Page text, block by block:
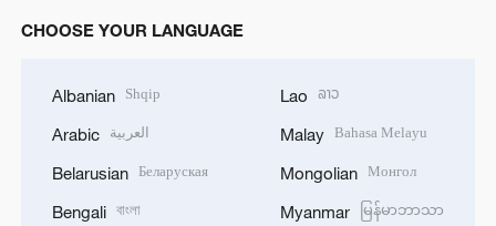
CHOOSE YOUR LANGUAGE
Albanian Shqip
Arabic العربية
Belarusian Беларуская
Bengali বাংলা
Lao ລາວ
Malay Bahasa Melayu
Mongolian Монгол
Myanmar မြန်မာဘာသာ